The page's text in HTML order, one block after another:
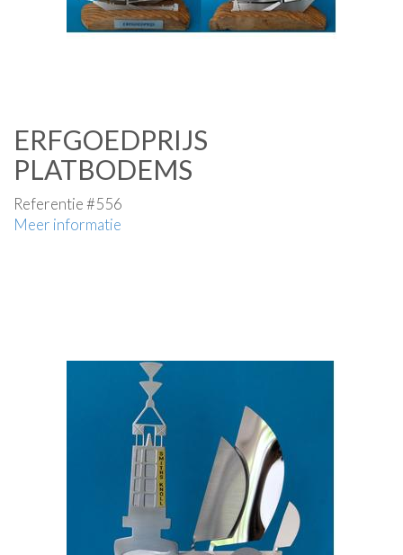
ERFGOEDPRIJS
PLATBODEMS
Referentie #556
Meer informatie